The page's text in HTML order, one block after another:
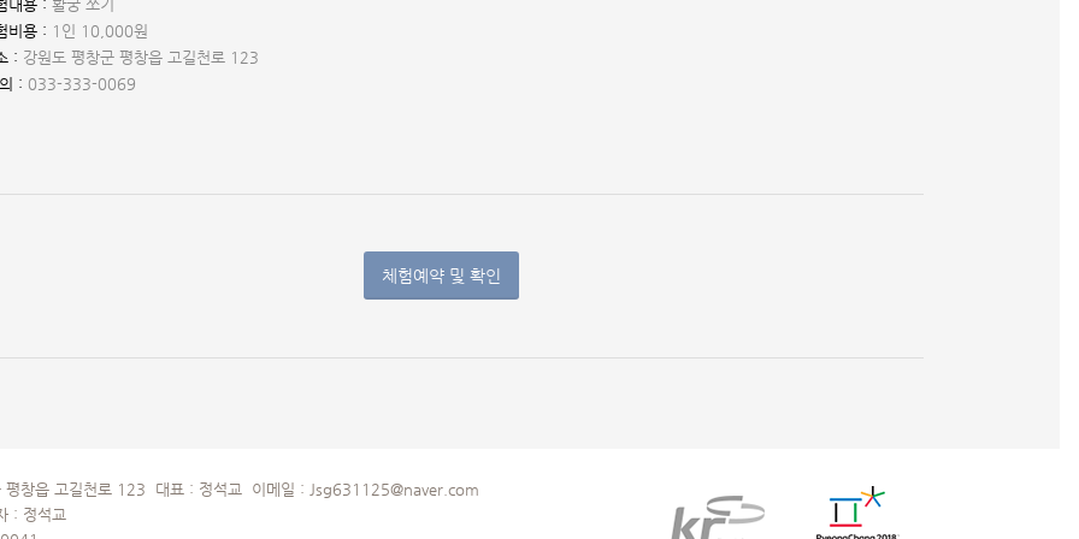
내용 : 활궁 쏘기
비용 : 1인 10,000원
: 강원도 평창군 평창읍 고길천로 123
: 033-333-0069
체험예약 및 확인
평창읍 고길천로 123 대표 : 정석교 이메일 : Jsg631125@naver.com
: 정석교